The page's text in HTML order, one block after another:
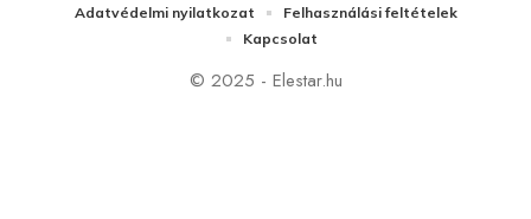
© 2025 - Elestar.hu
Adatvédelmi nyilatkozat
Felhasználási feltételek
Kapcsolat